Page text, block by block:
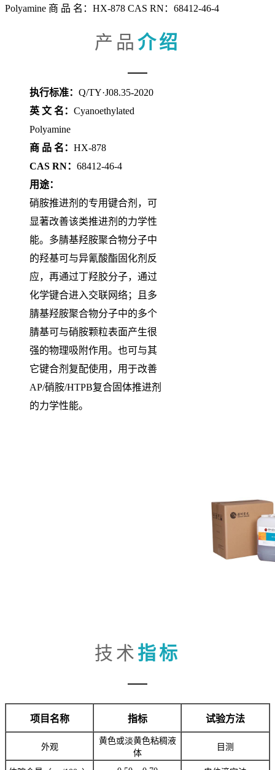
Polyamine 商 品 名：HX-878 CAS RN：68412-46-4
产品 介绍
执行标准： Q/TY·J08.35-2020
英 文 名： Cyanoethylated
Polyamine
商 品 名： HX-878
CAS RN： 68412-46-4
用途：
硝胺推进剂的专用键合剂，可
显著改善该类推进剂的力学性
能。多腈基羟胺聚合物分子中
的羟基可与异氰酸酯固化剂反
应，再通过丁羟胶分子，通过
化学键合进入交联网络；且多
腈基羟胺聚合物分子中的多个
腈基可与硝胺颗粒表面产生很
强的物理吸附作用。也可与其
它键合剂复配使用，用于改善
AP/硝胺/HTPB复合固体推进剂
的力学性能。
技术 指标
项目名称 指标 试验方法
外观
黄色或淡黄色粘稠液
体
目测